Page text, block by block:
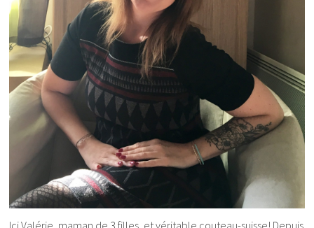
Ici Valérie, maman de 3 filles, et véritable couteau-suisse! Depuis